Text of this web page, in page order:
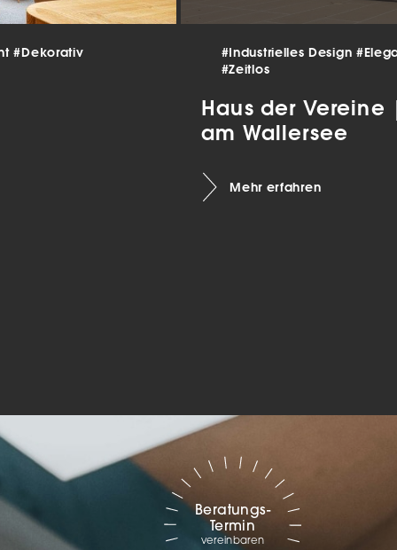
#Dekorativ
#Industrielles Design
#Zeitlos
Haus der
am Wallersee
Mehr erfahren
Beratungs-
Termin
vereinbaren
zu